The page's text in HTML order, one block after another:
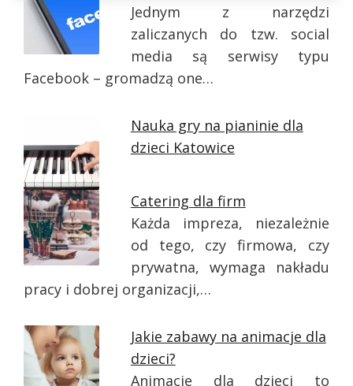
Jednym z narzędzi
zaliczanych do tzw. social
media są serwisy typu
Facebook – gromadzą one…
Nauka gry na pianinie dla
dzieci Katowice
Catering dla firm
Każda impreza, niezależnie
od tego, czy firmowa, czy
prywatna, wymaga nakładu
pracy i dobrej organizacji,…
Jakie zabawy na animacje dla
dzieci?
Animacje dla dzieci to